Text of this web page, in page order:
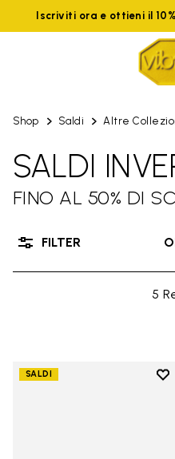
Iscriviti ora e ottieni il
Shop Saldi Altre
SALDI
FINO AL 50% DI
5
FILTER
SALDI